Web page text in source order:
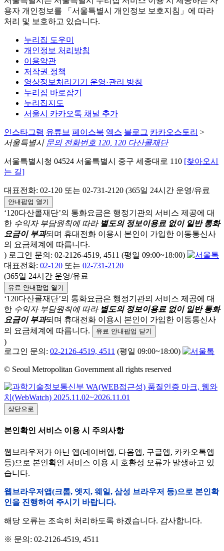
용자 개인정보를 「서울특별시 개인정보 보호지침」에 따라
처리 및 보호하고 있습니다.
누리집 도우미
개인정보 처리방침
이용약관
저작권 정책
영상정보처리기기 운영·관리 방침
누리집 바로잡기
누리집지도
서울시 카카오톡 채널 추가
인스타그램 유튜브 페이스북 엑스 블로그 카카오스토리 >
서울특별시 문의 전화번호 120, 120 다산콜재단
서울특별시청 04524 서울특별시 중구 세종대로 110 [찾아오시
는 길]
대표전화: 02-120 또는 02-731-2120 (365일 24시간 운영/유료
안내팝업 열기
‘120다산콜재단’의 통화요금은 행정기관의 서비스 제공에 대
한 수익자 부담원칙에 따라 별도의 정보이용료 없이 일반 통화
요금이 부과되며 휴대전화 이용시 본인이 가입한 이동통신사
의 요금체계에 따릅니다.
) 로그인 문의: 02-2126-4519, 4511 (평일 09:00~18:00)
대표전화: 02-120 또는 02-731-2120
(365일 24시간 운영/유료
유료 안내팝업 열기
‘120다산콜재단’의 통화요금은 행정기관의 서비스 제공에 대
한 수익자 부담원칙에 따라 별도의 정보이용료 없이 일반 통화
요금이 부과되며 휴대전화 이용시 본인이 가입한 이동통신사
의 요금체계에 따릅니다.
유료 안내팝업 닫기
)
로그인 문의: 02-2126-4519, 4511 (평일 09:00~18:00)
© Seoul Metropolitan Government all rights reserved
상단으로
본인확인 서비스 이용 시 주의사항
웹브라우저가 아닌 앱(네이버앱, 다음앱, 구글앱, 카카오톡앱
등)으로 본인확인 서비스 이용 시 호환성 오류가 발생하고 있
습니다.
웹브라우저앱(크롬, 엣지, 웨일, 삼성 브라우저 등)으로 본인확
인을 진행하여 주시기 바랍니다.
해당 오류는 조속히 처리하도록 하겠습니다. 감사합니다.
※ 문의: 02-2126-4519, 4511